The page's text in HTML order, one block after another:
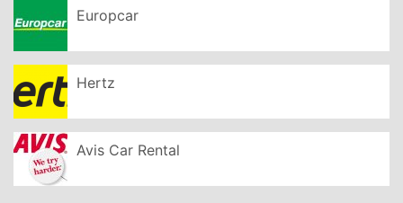
Europcar
Hertz
Avis Car Rental